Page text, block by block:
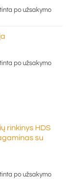
po užsakymo
po užsakymo
rinkinys HDS
su
po užsakymo